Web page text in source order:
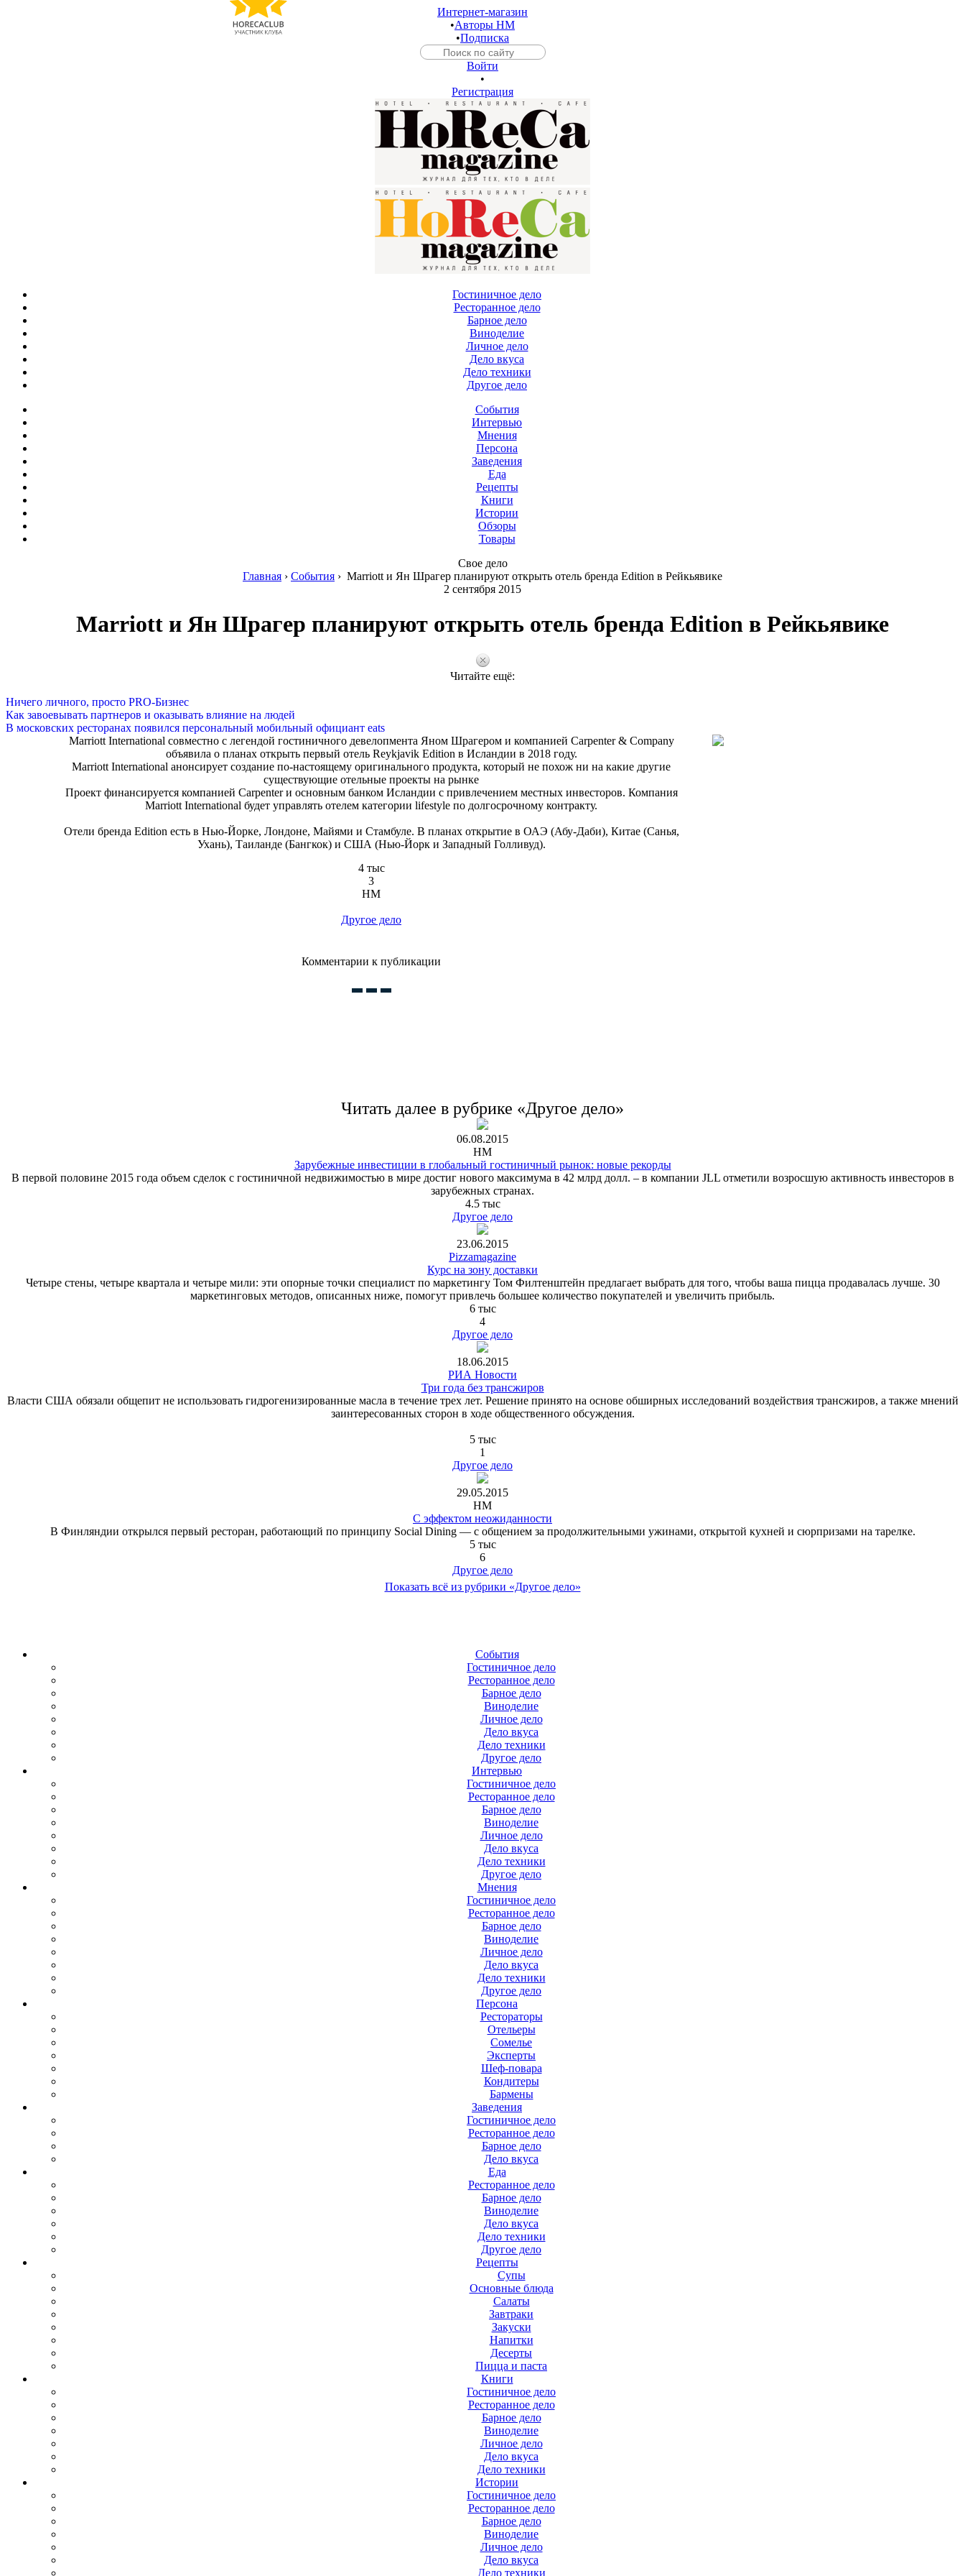
Интернет-магазин
•Авторы HM
•Подписка
Войти
•
Регистрация
Гостиничное дело
Ресторанное дело
Барное дело
Виноделие
Личное дело
Дело вкуса
Дело техники
Другое дело
События
Интервью
Мнения
Персона
Заведения
Еда
Рецепты
Книги
Истории
Обзоры
Товары
Свое дело
Главная › События › Marriott и Ян Шрагер планируют открыть отель бренда Edition в Рейкьявике
2 сентября 2015
Marriott и Ян Шрагер планируют открыть отель бренда Edition в Рейкьявике
Читайте ещё:
Ничего личного, просто PRO-Бизнес
Как завоевывать партнеров и оказывать влияние на людей
В московских ресторанах появился персональный мобильный официант eats
Marriott International совместно с легендой гостиничного девелопмента Яном Шрагером и компанией Carpenter & Company
объявила о планах открыть первый отель Reykjavik Edition в Исландии в 2018 году.
Marriott International анонсирует создание по-настоящему оригинального продукта, который не похож ни на какие другие
существующие отельные проекты на рынке
Проект финансируется компанией Carpenter и основным банком Исландии с привлечением местных инвесторов. Компания
Marriott International будет управлять отелем категории lifestyle по долгосрочному контракту.
Отели бренда Edition есть в Нью-Йорке, Лондоне, Майями и Стамбуле. В планах открытие в ОАЭ (Абу-Даби), Китае (Санья,
Ухань), Таиланде (Бангкок) и США (Нью-Йорк и Западный Голливуд).
4 тыс
3
HM
Другое дело
Комментарии к публикации
Читать далее в рубрике «Другое дело»
06.08.2015
HM
Зарубежные инвестиции в глобальный гостиничный рынок: новые рекорды
В первой половине 2015 года объем сделок с гостиничной недвижимостью в мире достиг нового максимума в 42 млрд долл. – в компании JLL отметили возросшую активность инвесторов в
зарубежных странах.
4.5 тыс
Другое дело
23.06.2015
Pizzamagazine
Курс на зону доставки
Четыре стены, четыре квартала и четыре мили: эти опорные точки специалист по маркетингу Том Филтенштейн предлагает выбрать для того, чтобы ваша пицца продавалась лучше. 30
маркетинговых методов, описанных ниже, помогут привлечь большее количество покупателей и увеличить прибыль.
6 тыс
4
Другое дело
18.06.2015
РИА Новости
Три года без трансжиров
Власти США обязали общепит не использовать гидрогенизированные масла в течение трех лет. Решение принято на основе обширных исследований воздействия трансжиров, а также мнений
заинтересованных сторон в ходе общественного обсуждения.
5 тыс
1
Другое дело
29.05.2015
HM
С эффектом неожиданности
В Финляндии открылся первый ресторан, работающий по принципу Social Dining — с общением за продолжительными ужинами, открытой кухней и сюрпризами на тарелке.
5 тыс
6
Другое дело
Показать всё из рубрики «Другое дело»
События
Гостиничное дело
Ресторанное дело
Барное дело
Виноделие
Личное дело
Дело вкуса
Дело техники
Другое дело
Интервью
Гостиничное дело
Ресторанное дело
Барное дело
Виноделие
Личное дело
Дело вкуса
Дело техники
Другое дело
Мнения
Гостиничное дело
Ресторанное дело
Барное дело
Виноделие
Личное дело
Дело вкуса
Дело техники
Другое дело
Персона
Рестораторы
Отельеры
Сомелье
Эксперты
Шеф-повара
Кондитеры
Бармены
Заведения
Гостиничное дело
Ресторанное дело
Барное дело
Дело вкуса
Еда
Ресторанное дело
Барное дело
Виноделие
Дело вкуса
Дело техники
Другое дело
Рецепты
Супы
Основные блюда
Салаты
Завтраки
Закуски
Напитки
Десерты
Пицца и паста
Книги
Гостиничное дело
Ресторанное дело
Барное дело
Виноделие
Личное дело
Дело вкуса
Дело техники
Истории
Гостиничное дело
Ресторанное дело
Барное дело
Виноделие
Личное дело
Дело вкуса
Дело техники